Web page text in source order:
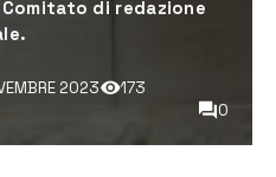
di redazione
2023
173
0